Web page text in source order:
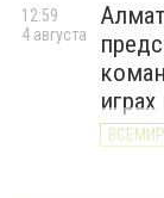
12:59
4 августа